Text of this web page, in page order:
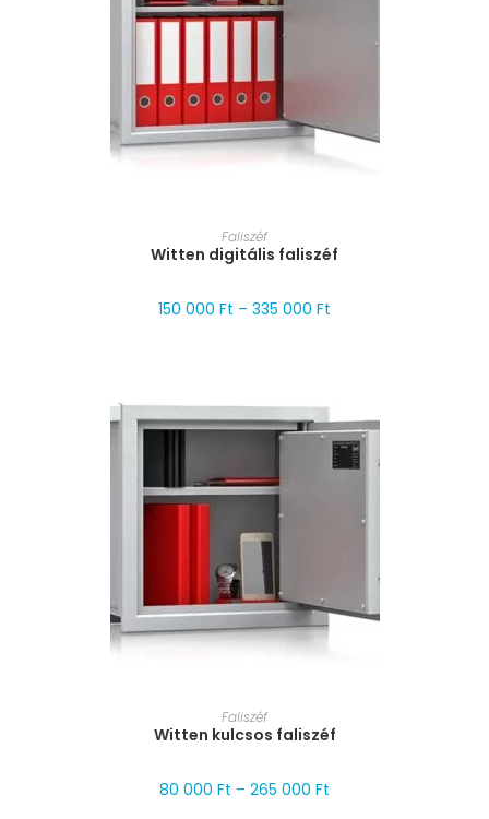
MÉRET VÁLASZTÁSA
Faliszéf
Witten digitális faliszéf
150 000 Ft – 335 000 Ft
MÉRET VÁLASZTÁSA
Faliszéf
Witten kulcsos faliszéf
80 000 Ft – 265 000 Ft